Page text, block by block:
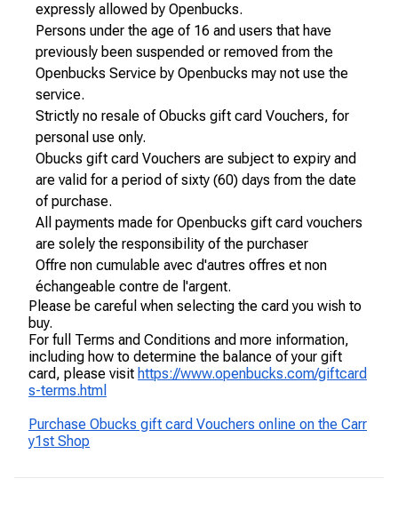
expressly allowed by Openbucks.
Persons under the age of 16 and users that have
previously been suspended or removed from the
Openbucks Service by Openbucks may not use the
service.
Strictly no resale of Obucks gift card Vouchers, for
personal use only.
Obucks gift card Vouchers are subject to expiry and
are valid for a period of sixty (60) days from the date
of purchase.
All payments made for Openbucks gift card vouchers
are solely the responsibility of the purchaser
Offre non cumulable avec d'autres offres et non
échangeable contre de l'argent.
Please be careful when selecting the card you wish to
buy.
For full Terms and Conditions and more information,
including how to determine the balance of your gift
card, please visit https://www.openbucks.com/giftcard
s-terms.html
Purchase Obucks gift card Vouchers online on the Carr
y1st Shop